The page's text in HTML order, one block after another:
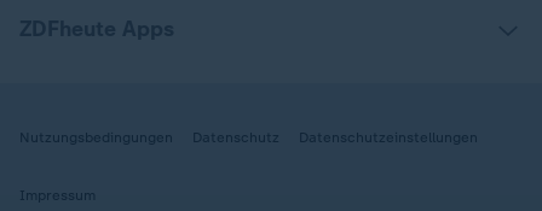
Nutzungsbedingungen Datenschutz Datenschutzeinstellungen
Impressum